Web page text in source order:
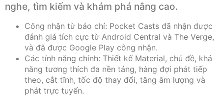
nghe, tìm kiếm và khám phá nâng cao.
Công nhận từ báo chí: Pocket Casts đã nhận được
đánh giá tích cực từ Android Central và The Verge,
và đã được Google Play công nhận.
Các tính năng chính: Thiết kế Material, chủ đề, khả
năng tương thích đa nền tảng, hàng đợi phát tiếp
theo, cắt tĩnh, tốc độ thay đổi, tăng âm lượng và
phát trực tuyến.